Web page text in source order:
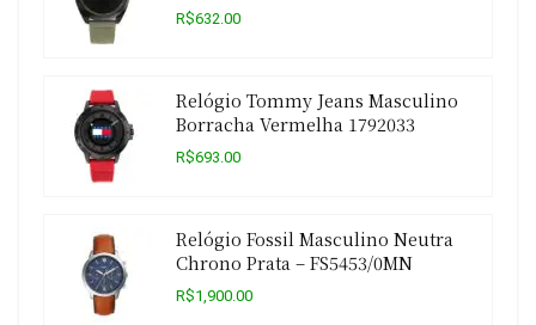
R$632.00
Relógio Tommy Jeans Masculino
Borracha Vermelha 1792033
R$693.00
Relógio Fossil Masculino Neutra
Chrono Prata – FS5453/0MN
R$1,900.00